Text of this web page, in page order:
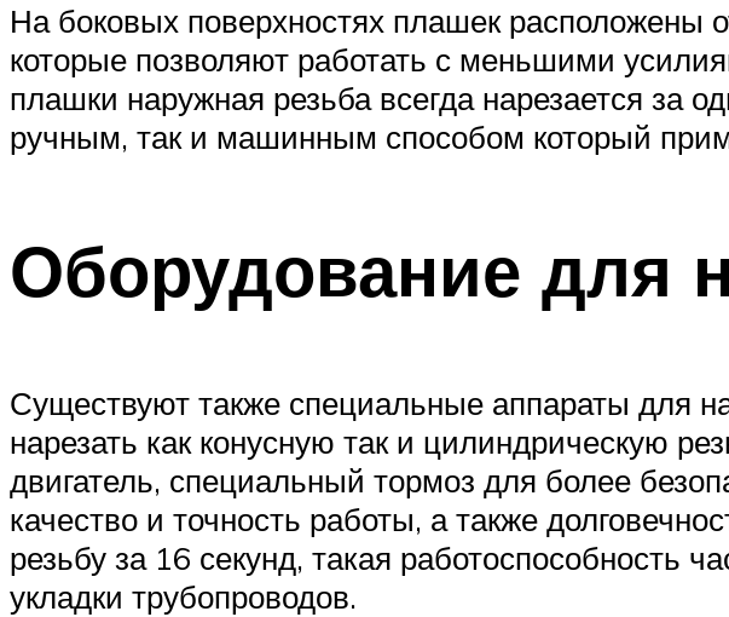
На боковых поверхностях плашек расположены
которые позволяют работать с меньшими
плашки наружная резьба всегда нарезается за
ручным, так и машинным способом который
Оборудование для
Существуют также специальные аппараты для
нарезать как конусную так и цилиндрическую
двигатель, специальный тормоз для более
качество и точность работы, а также
резьбу за 16 секунд, такая работоспособность
укладки трубопроводов.